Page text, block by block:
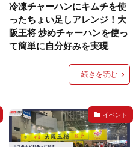
冷凍チャーハンにキムチを使
ったちょい足しアレンジ！大
阪王将 炒めチャーハンを使っ
て簡単に自分好みを実現
続きを読む
イベント
検索